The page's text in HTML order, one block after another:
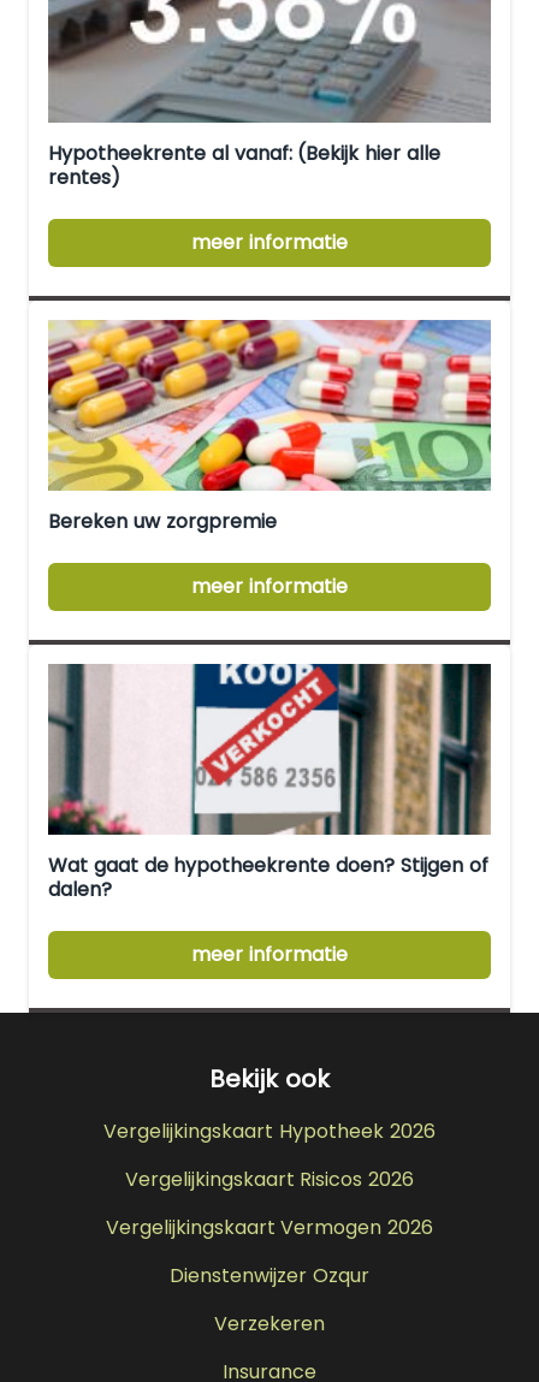
Hypotheekrente al vanaf: (Bekijk hier alle
rentes)
meer informatie
Bereken uw zorgpremie
meer informatie
Wat gaat de hypotheekrente doen? Stijgen of
dalen?
meer informatie
Bekijk ook
Vergelijkingskaart Hypotheek 2026
Vergelijkingskaart Risicos 2026
Vergelijkingskaart Vermogen 2026
Dienstenwijzer Ozqur
Verzekeren
Insurance